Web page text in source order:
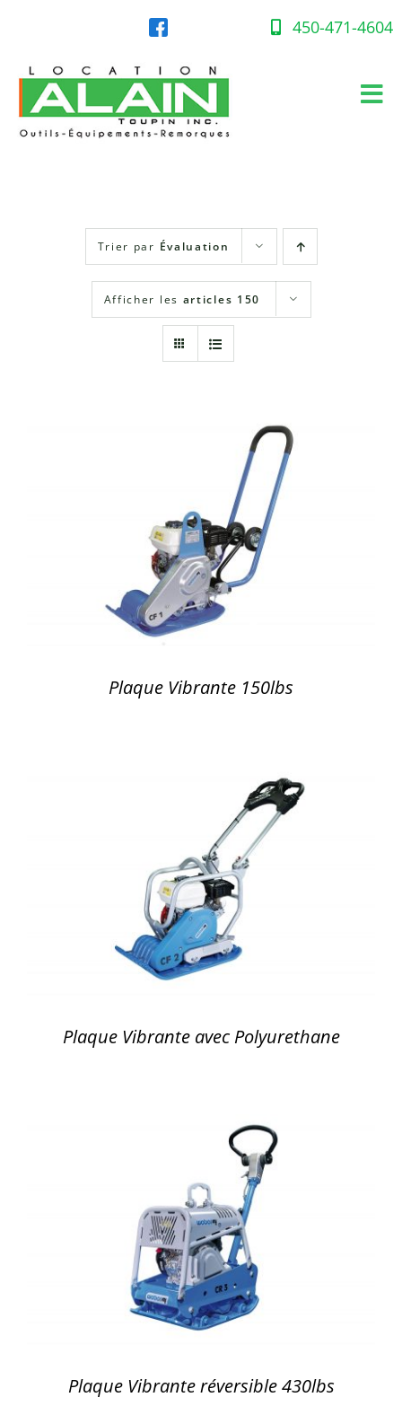
450-471-4604
Gaz propane
Succursales
Trier par Évaluation
Afficher les articles 150
DÉTAILS
Plaque Vibrante 150lbs
DÉTAILS
Plaque Vibrante avec Polyurethane
DÉTAILS
Plaque Vibrante réversible 430lbs